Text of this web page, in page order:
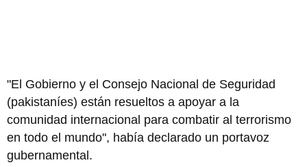
"El Gobierno y el Consejo Nacional de Seguridad
(pakistaníes) están resueltos a apoyar a la
comunidad internacional para combatir al terrorismo
en todo el mundo", había declarado un portavoz
gubernamental.